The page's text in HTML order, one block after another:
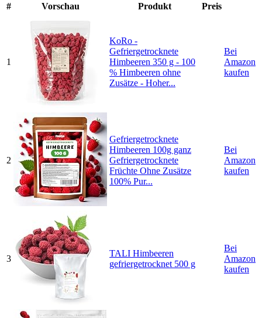
# Vorschau Produkt Preis
1
KoRo -
Gefriergetrocknete
Himbeeren 350 g - 100
% Himbeeren ohne
Zusätze - Hoher...
Bei
Amazon
kaufen
2
Gefriergetrocknete
Himbeeren 100g ganz
Gefriergetrocknete
Früchte Ohne Zusätze
100% Pur...
Bei
Amazon
kaufen
3
TALI Himbeeren
gefriergetrocknet 500 g
Bei
Amazon
kaufen